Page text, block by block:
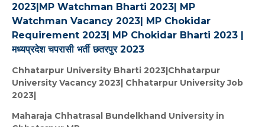
2023|MP Watchman Bharti 2023| MP
Watchman Vacancy 2023| MP Chokidar
Requirement 2023| MP Chokidar Bharti 2023 |
मध्यप्रदेश चपरासी भर्ती छतरपुर 2023
Chhatarpur University Bharti 2023|Chhatarpur
University Vacancy 2023| Chhatarpur University Job
2023|
Maharaja Chhatrasal Bundelkhand Universityin